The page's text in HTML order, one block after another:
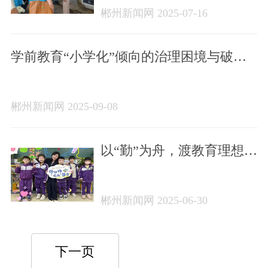
郴州新闻网 2025-07-16
学前教育“小学化”倾向的治理困境与破局
郴州新闻网 2025-09-08
以“勤”为舟，渡教育理想至
郴州新闻网 2025-06-30
下一页